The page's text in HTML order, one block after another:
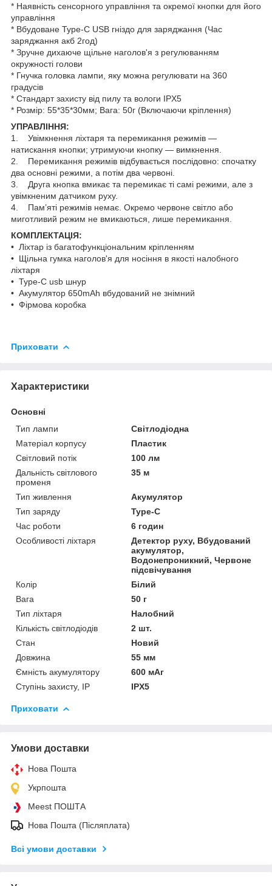
* Наявність сенсорного управління та окремої кнопки для його
управління
* Вбудоване Type-C USB гніздо для заряджання (Час
заряджання акб 2год)
* Зручне дихаюче щільне наголов'я з регулюванням
окружності голови
* Гнучка головка лампи, яку можна регулювати на 360
градусів
* Стандарт захисту від пилу та вологи IPX5
* Розмір: 55*35*30мм; Вага: 50г (Включаючи кріплення)
УПРАВЛІННЯ:
1. Увімкнення ліхтаря та перемикання режимів —
натискання кнопки; утримуючи кнопку — вимкнення.
2. Перемикання режимів відбувається послідовно: спочатку
два основні режими, а потім два червоні.
3. Друга кнопка вмикає та перемикає ті самі режими, але з
увімкненим датчиком руху.
4. Пам’яті режимів немає. Окремо червоне світло або
миготливий режим не вмикаються, лише перемикання.
КОМПЛЕКТАЦІЯ:
• Ліхтар із багатофункціональним кріпленням
• Щільна гумка наголов'я для носіння в якості налобного
ліхтаря
• Type-C usb шнур
• Акумулятор 650mAh вбудований не знімний
• Фірмова коробка
Приховати
Характеристики
Основні
Тип лампи
Світлодіодна
Матеріал корпусу
Пластик
Світловий потік
100 лм
Дальність світлового
променя
35 м
Тип живлення
Акумулятор
Тип заряду
Type-C
Час роботи
6 годин
Особливості ліхтаря
Детектор руху, Вбудований
акумулятор,
Водонепроникний, Червоне
підсвічування
Колір
Білий
Вага
50 г
Тип ліхтаря
Налобний
Кількість світлодіодів
2 шт.
Стан
Новий
Довжина
55 мм
Ємність акумулятору
600 мАг
Ступінь захисту, IP
IPX5
Приховати
Умови доставки
Нова Пошта
Укрпошта
Meest ПОШТА
Нова Пошта (Післяплата)
Всі умови доставки